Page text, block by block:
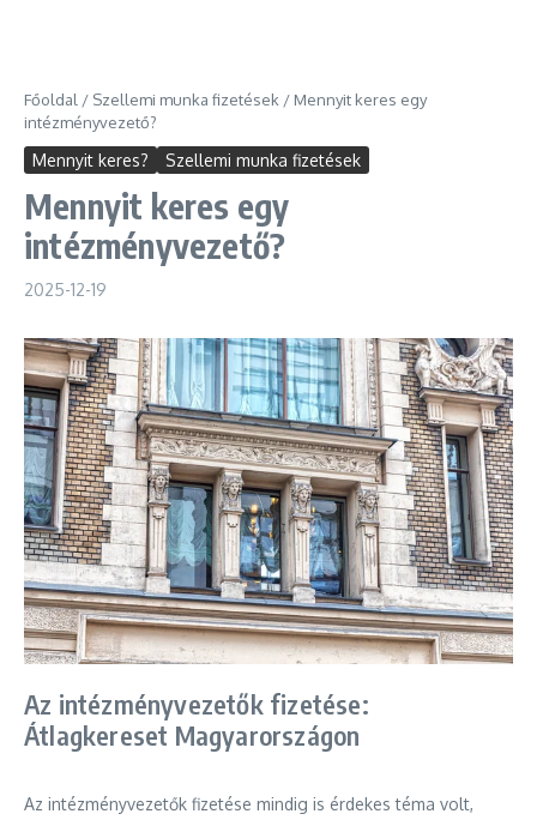
Főoldal / Szellemi munka fizetések / Mennyit keres egy
intézményvezető?
Mennyit keres? Szellemi munka fizetések
Mennyit keres egy
intézményvezető?
2025-12-19
Az intézményvezetők fizetése:
Átlagkereset Magyarországon
Az intézményvezetők fizetése mindig is érdekes téma volt,